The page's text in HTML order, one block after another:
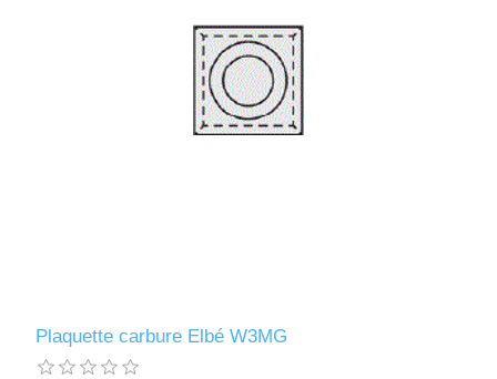
Plaquette carbure Elbé W3MG